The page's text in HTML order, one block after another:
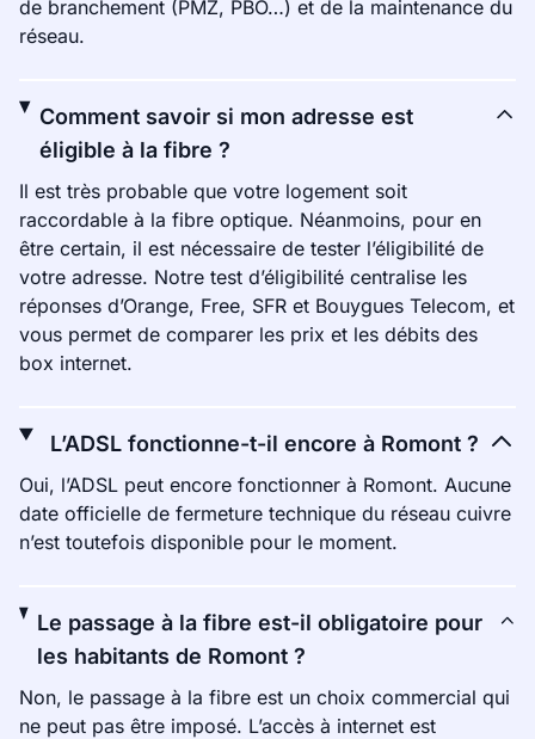
de branchement (PMZ, PBO…) et de la maintenance du
réseau.
Comment savoir si mon adresse est
éligible à la fibre ?
Il est très probable que votre logement soit
raccordable à la fibre optique. Néanmoins, pour en
être certain, il est nécessaire de tester l’éligibilité de
votre adresse. Notre test d’éligibilité centralise les
réponses d’Orange, Free, SFR et Bouygues Telecom, et
vous permet de comparer les prix et les débits des
box internet.
L’ADSL fonctionne-t-il encore à Romont ?
Oui, l’ADSL peut encore fonctionner à Romont. Aucune
date officielle de fermeture technique du réseau cuivre
n’est toutefois disponible pour le moment.
Le passage à la fibre est-il obligatoire pour
les habitants de Romont ?
Non, le passage à la fibre est un choix commercial qui
ne peut pas être imposé. L’accès à internet est